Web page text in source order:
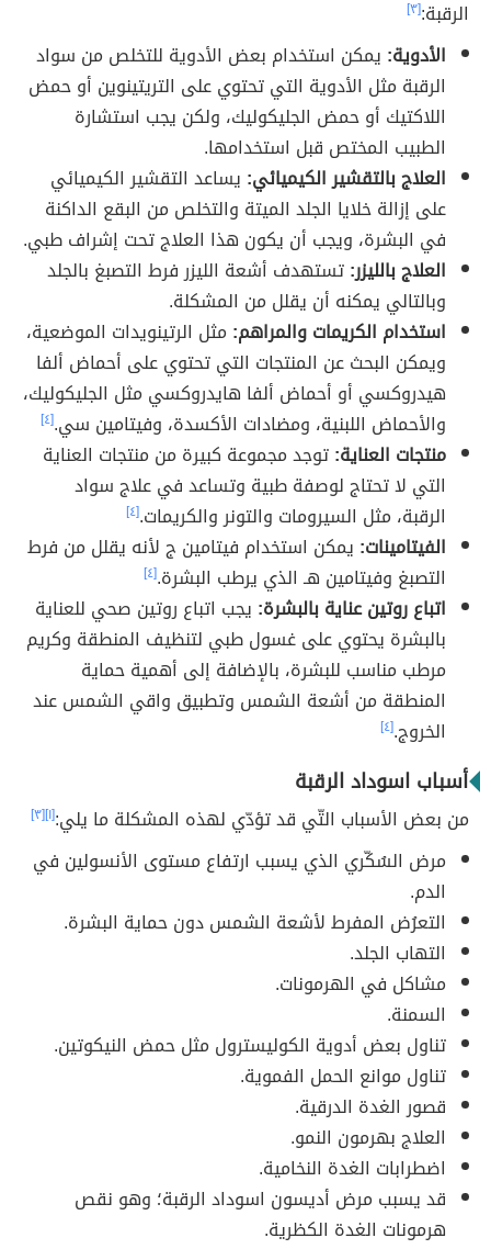
الرقبة:[٣]
الأدوية: يمكن استخدام بعض الأدوية للتخلص من سواد
الرقبة مثل الأدوية التي تحتوي على التريتينوين أو حمض
اللاكتيك أو حمض الجليكوليك، ولكن يجب استشارة
الطبيب المختص قبل استخدامها.
العلاج بالتقشير الكيميائي: يساعد التقشير الكيميائي
على إزالة خلايا الجلد الميتة والتخلص من البقع الداكنة
في البشرة، ويجب أن يكون هذا العلاج تحت إشراف طبي.
العلاج بالليزر:تستهدف أشعة الليزر فرط التصبغ بالجلد
وبالتالي يمكنه أن يقلل من المشكلة.
استخدام الكريمات والمراهم: مثل الرتينويدات الموضعية،
ويمكن البحث عن المنتجات التي تحتوي على أحماض ألفا
هيدروكسي أو أحماض ألفا هايدروكسي مثل الجليكوليك،
والأحماض اللبنية، ومضادات الأكسدة، وفيتامين سي.[٤]
منتجات العناية:توجد مجموعة كبيرة من منتجات العناية
التي لا تحتاج لوصفة طبية وتساعد في علاج سواد
الرقبة، مثل السيرومات والتونر والكريمات.[٤]
الفيتامينات: يمكن استخدام فيتامين ج لأنه يقلل من فرط
التصبغ وفيتامين هـ الذي يرطب البشرة.[٤]
اتباع روتين عناية بالبشرة: يجب اتباع روتين صحي للعناية
بالبشرة يحتوي على غسول طبي لتنظيف المنطقة وكريم
مرطب مناسب للبشرة، بالإضافة إلى أهمية حماية
المنطقة من أشعة الشمس وتطبيق واقي الشمس عند
الخروج.[٤]
أسباب اسوداد الرقبة
من بعض الأسباب التّي قد تؤدّي لهذه المشكلة ما يلي:[١] [٣]
مرض السُكّري الذي يسبب ارتفاع مستوى الأنسولين في
الدم.
التعرُض المفرط لأشعة الشمس دون حماية البشرة.
التهاب الجلد.
مشاكل في الهرمونات.
السمنة.
تناول بعض أدوية الكوليسترول مثل حمض النيكوتين.
تناول موانع الحمل الفموية.
قصور الغدة الدرقية.
العلاج بهرمون النمو.
اضطرابات الغدة النخامية.
قد يسبب مرض أديسون اسوداد الرقبة؛ وهو نقص
هرمونات الغدة الكظرية.